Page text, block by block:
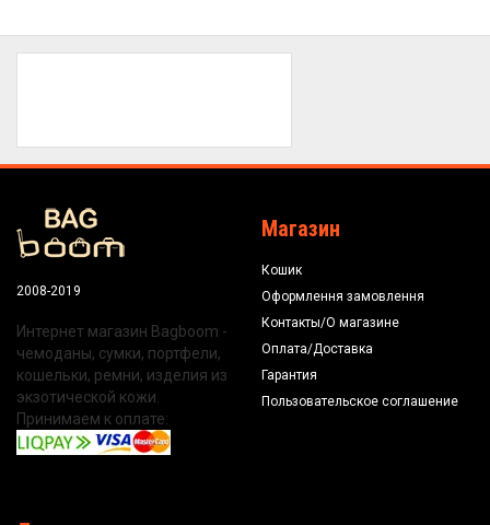
2008-2019
Интернет магазин Bagboom -
чемоданы, сумки, портфели,
кошельки, ремни, изделия из
экзотической кожи.
Принимаем к оплате:
Магазин
Кошик
Оформлення замовлення
Контакты/О магазине
Оплата/Доставка
Гарантия
Пользовательское соглашение